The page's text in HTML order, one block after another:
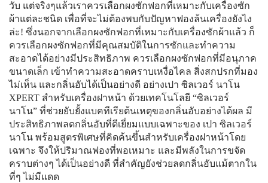
วับ แต่จริงๆแล้วเราควรเลือกผงซักฟอกที่เหมาะกับเครื่องซัก
ผ้าแต่ละชนิด เพื่อที่จะไม่ต้องพบกับปัญหาฟองล้นเครื่องยังไง
ล่ะ! ซึ่งนอกจากเลือกผงซักฟอกที่เหมาะกับเครื่องซักผ้าแล้ว ก็
ควรเลือกผงซักฟอกที่มีคุณสมบัติในการซักและทำความ
สะอาดได้อย่างมีประสิทธิภาพ ควรเลือกผงซักฟอกที่มีอนุภาค
ขนาดเล็ก เข้าทำความสะอาดคราบเหงื่อไคล สิ่งสกปรกที่มอง
ไม่เห็น และกลิ่นอับได้เป็นอย่างดี อย่างเปา ซิลเวอร์ นาโน
XPERT สำหรับเครื่องฝาหน้า ด้วยเทคโนโลยี “ซิลเวอร์
นาโน” ที่ช่วยยับยั้งแบคทีเรียต้นเหตุของกลิ่นอับอย่างได้ผล มี
ประสิทธิภาพลดกลิ่นอับที่ดีเยี่ยมแบบเฉพาะของ เปา ซิลเวอร์
นาโน พร้อมสูตรพิเศษที่คิดค้นขึ้นสำหรับเครื่องฝาหน้าโดย
เฉพาะ จึงให้ปริมาณฟองที่พอเหมาะ และมีพลังในการขจัด
คราบต่างๆ ได้เป็นอย่างดี ที่สำคัญยังช่วยลดกลิ่นอับแม้ตากใน
ที่ๆ ไม่มีแดด